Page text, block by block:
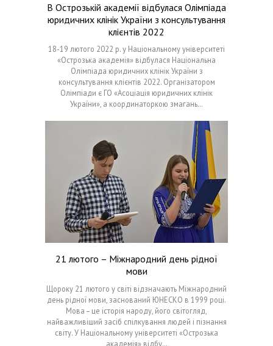
В Острозькій академії відбулася Олімпіада
юридичних клінік України з консультування
клієнтів 2022
18-19 лютого 2022 р. у Національному університеті
«Острозька академія» відбулася Національна
Олімпіада юридичних клінік України з
консультування клієнтів 2022. Організатором
Олімпіади є ГО «Асоціація юридичних клінік
України», а координаторкою змагань…
21 лютого – Міжнародний день рідної
мови
Щороку 21 лютого у світі відзначають Міжнародний
день рідної мови, заснований ЮНЕСКО в 1999 році.
Мова – це історія народу, його світогляд,
найважливіший засіб спілкування людей і пізнання
світу. У Національному університеті «Острозька
академія» відбу…